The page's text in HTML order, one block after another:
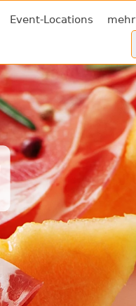
Event-Locations mehr